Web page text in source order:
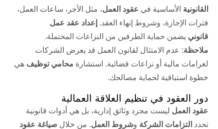
القانونية الأساسية في عقود العمل، مثل الأجر، ساعات العمل،
فترات الإجازة، وشروط إنهاء العقد. إعداد عقد عمل
قانوني يضمن حماية الطرفين من النزاعات المحتملة.
ملاحظة: عدم الامتثال لقانون العمل قد يعرض الشركات
لغرامات مالية أو نزاعات قضائية. استشارة محامي توظيف هي
خطوة استباقية لحماية مصالحك.
دور العقود في تنظيم العلاقة العمالية
عقود العمل ليست مجرد وثائق إدارية، بل هي أدوات قانونية
تحدد التزامات الشركة وشروط العمل. من خلال صياغة عقود